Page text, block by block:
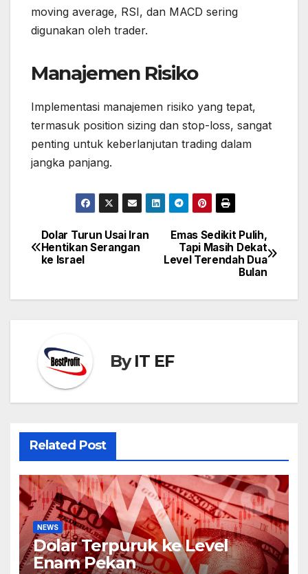
moving average, RSI, dan MACD sering
digunakan oleh trader.
Manajemen Risiko
Implementasi manajemen risiko yang tepat,
termasuk position sizing dan stop-loss, sangat
penting untuk keberlanjutan trading dalam
jangka panjang.
Post
navigation
Emas Sedikit Pulih,
Tapi Masih Dekat
Level Terendah Dua
Bulan
Dolar Turun Usai Iran
Hentikan Serangan
ke Israel
ByIT EF
Related Post
NEWS
Dolar Terpuruk ke Level
Enam Pekan